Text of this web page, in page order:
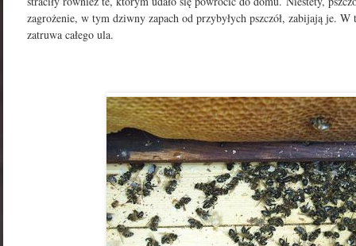
zagrożenie, w tym dziwny zapach od przybyłych pszczół, zabijają je. W
zatruwa całego ula.